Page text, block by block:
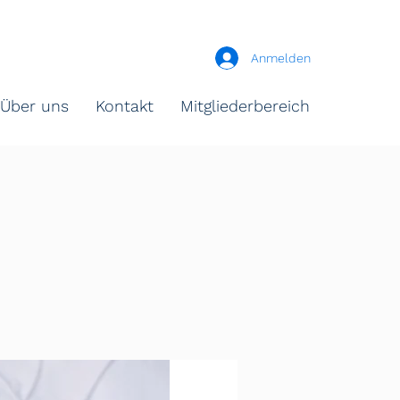
Anmelden
Über uns Kontakt Mitgliederbereich